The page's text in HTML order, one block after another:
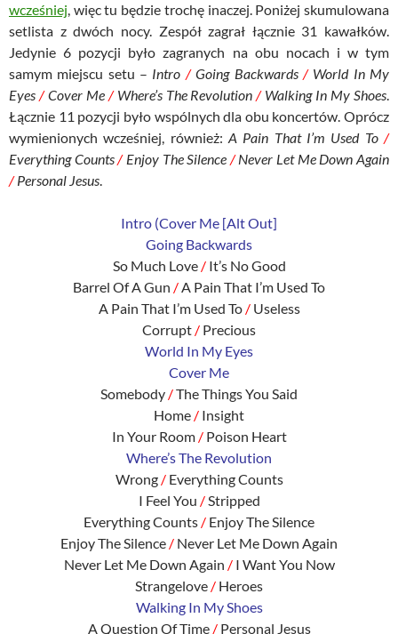
wcześniej, więc tu będzie trochę inaczej. Poniżej skumulowana
setlista z dwóch nocy. Zespół zagrał łącznie 31 kawałków.
Jedynie 6 pozycji było zagranych na obu nocach i w tym
samym miejscu setu – Intro /Going Backwards /World In My
Eyes /Cover Me /Where’s The Revolution/Walking In My Shoes.
Łącznie 11 pozycji było wspólnych dla obu koncertów. Oprócz
wymienionych wcześniej, również: A Pain That I’m Used To /
Everything Counts/Enjoy The Silence /Never Let Me Down Again
/Personal Jesus.
Intro (Cover Me [Alt Out]
Going Backwards
So Much Love /It’s No Good
Barrel Of A Gun /A Pain That I’m Used To
A Pain That I’m Used To /Useless
Corrupt / Precious
World In My Eyes
Cover Me
Somebody /The Things You Said
Home / Insight
In Your Room /Poison Heart
Where’s The Revolution
Wrong /Everything Counts
I Feel You /Stripped
Everything Counts / Enjoy The Silence
Enjoy The Silence / Never Let Me Down Again
Never Let Me Down Again /I Want You Now
Strangelove / Heroes
Walking In My Shoes
A Question Of Time /Personal Jesus